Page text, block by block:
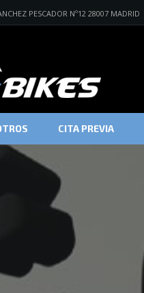
PESCADOR Nº12 28007 MADRID
CITA PREVIA